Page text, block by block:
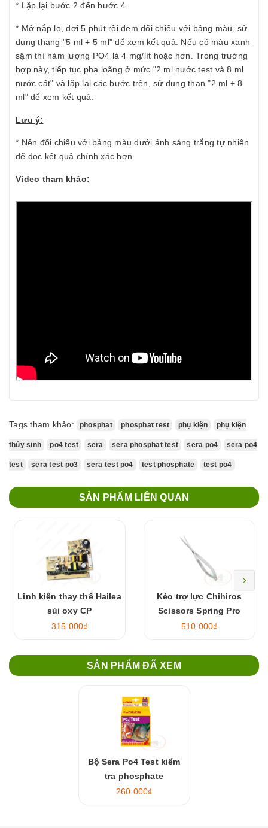
* Lặp lại bước 2 đến bước 4.
* Mở nắp lọ, đợi 5 phút rồi đem đối chiếu với bảng màu, sử
dụng thang "5 ml + 5 ml" để xem kết quả. Nếu có màu xanh
sậm thì hàm lượng PO4 là 4 mg/lít hoặc hơn. Trong trường
hợp này, tiếp tục pha loãng ở mức "2 ml nước test và 8 ml
nước cất" và lặp lại các bước trên, sử dụng than "2 ml + 8
ml" để xem kết quả.
Lưu ý:
* Nên đối chiếu với bảng màu dưới ánh sáng trắng tự nhiên
để đọc kết quả chính xác hơn.
Video tham khảo:
Tags tham khảo: phosphat phosphat test phụ kiện phụ kiện
thủy sinh po4 test sera sera phosphat test sera po4 sera po4
test sera test po3 sera test po4 test phosphate test po4
SẢN PHẨM LIÊN QUAN
Linh kiện thay thế Hailea
sủi oxy CP
315.000₫
Kéo trợ lực Chihiros
Scissors Spring Pro
510.000₫
SẢN PHẨM ĐÃ XEM
Bộ Sera Po4 Test kiểm
tra phosphate
260.000₫